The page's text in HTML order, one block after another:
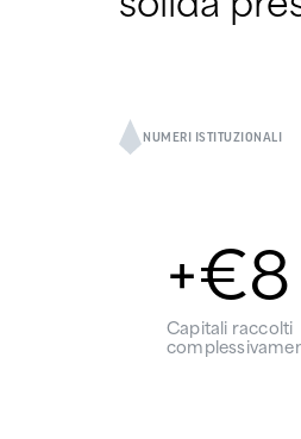
NUMERI ISTITUZIONALI
+€8
Capitali raccolti